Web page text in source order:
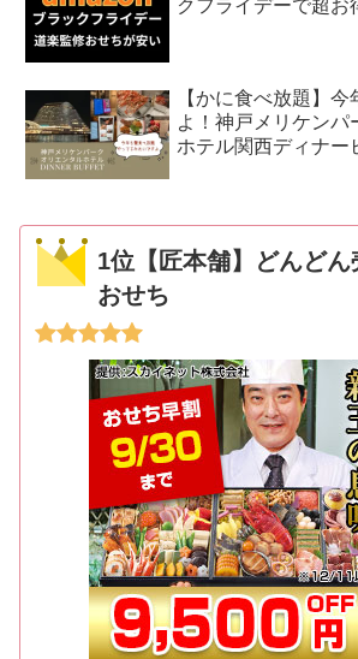
クフライデーで超お
【かに食べ放題】
よ！神戸メリケンパ
ホテル関西ディナー
1位【匠本舗】どんど
おせち